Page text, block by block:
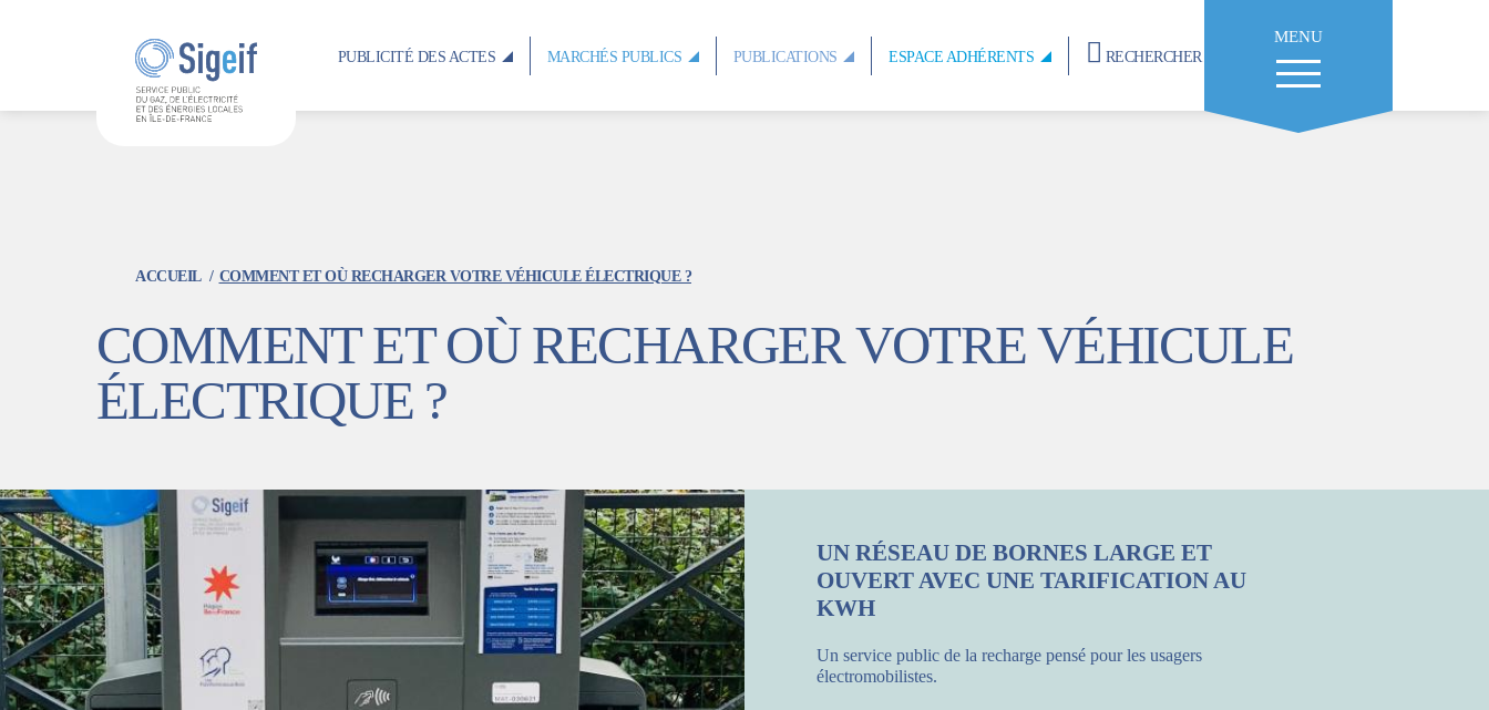
PUBLICITÉ DES ACTES MARCHÉS PUBLICS PUBLICATIONS ESPACE ADHÉRENTS RECHERCHER
MENU
ACCUEIL COMMENT ET OÙ RECHARGER VOTRE VÉHICULE ÉLECTRIQUE ?
COMMENT ET OÙ RECHARGER VOTRE VÉHICULE
ÉLECTRIQUE ?
UN RÉSEAU DE BORNES LARGE ET
OUVERT AVEC UNE TARIFICATION AU
KWH
Un service public de la recharge pensé pour les usagers
électromobilistes.